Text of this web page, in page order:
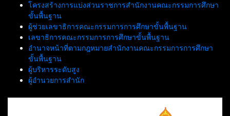
โครงสร้างการแบ่งส่วนราชการสำนักงานคณะกรรมการศึกษา
ขั้นพื้นฐาน
ผู้ช่วยเลขาธิการคณะกรรมการการศึกษาขั้นพื้นฐาน
เลขาธิการคณะกรรมการการศึกษาขั้นพื้นฐาน
อำนาจหน้าที่ตามกฎหมายสำนักงานคณะกรรมการการศึกษา
ขั้นพื้นฐาน
ผู้บริหารระดับสูง
ผู้อำนวยการสำนัก